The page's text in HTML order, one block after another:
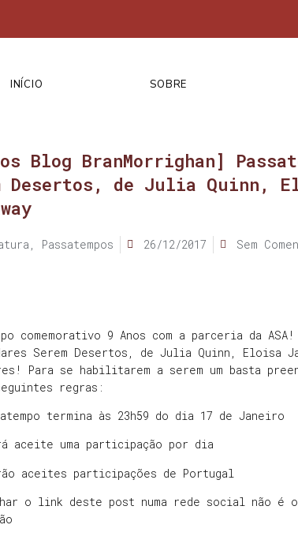
INÍCIO SOBRE
Blog BranMorrighan]
Desertos, de Julia Quinn,
, Passatempos 26/12/2017 Sem
comemorativo 9 Anos com a parceria da
Serem Desertos, de Julia Quinn, Eloisa
Para se habilitarem a serem um basta
regras:
termina às 23h59 do dia 17 de Janeiro
aceite uma participação por dia
aceites participações de Portugal
o link deste post numa rede social não é